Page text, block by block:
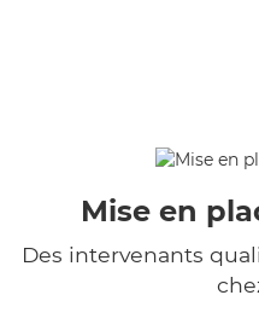
Mise en
Des intervenants